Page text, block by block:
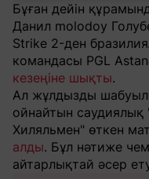
Бұған дейін
Данил molodoy
Strike 2-ден
командасы PGL
кезеңіне шықты.
Ал жұлдызды
ойнайтын
Хиляльмен" өткен
алды. Бұл нәтиже
айтарлықтай әсер